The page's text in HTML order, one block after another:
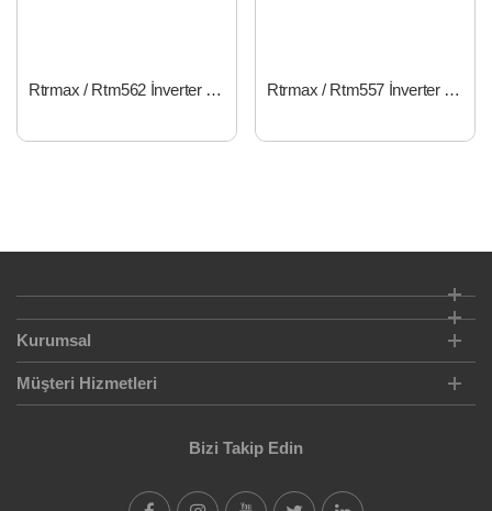
Rtrmax / Rtm562 İnverter Dönüştürücü 1200W Rtrmax / Rtm557 İnverter Dönüştürücü 700W
Kurumsal
Müşteri Hizmetleri
Bizi Takip Edin